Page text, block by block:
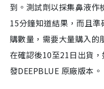
到。測試劑以採集鼻液
15分鐘知道結果，而且
購數量，需要大量購入的
在確認後10至21日出貨
發DEEPBLUE 原廠版本。